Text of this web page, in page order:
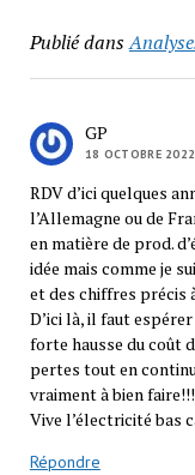
Publié dans
GP
18 OCTOBRE 2022
RDV d’ici quelques
l’Allemagne ou de
en matière de prod.
idée mais comme je
et des chiffres précis
D’ici là, il faut
forte hausse du coût
pertes tout en
vraiment à bien faire!!!
Vive l’électricité bas
Répondre